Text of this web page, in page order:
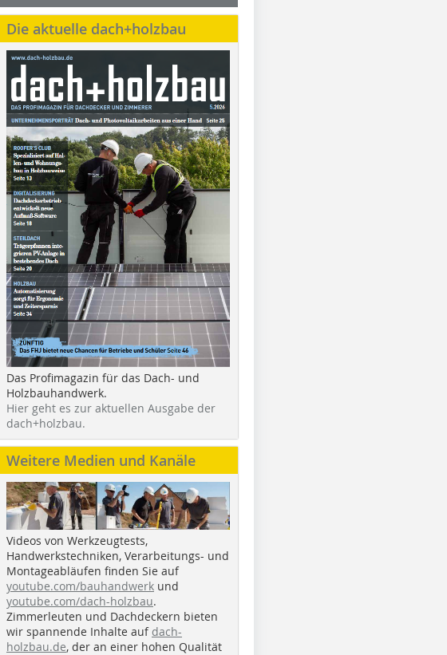
Die aktuelle dach+holzbau
Das Profimagazin für das Dach- und
Holzbauhandwerk.
Hier geht es zur aktuellen Ausgabe der
dach+holzbau.
Weitere Medien und Kanäle
Videos von Werkzeugtests,
Handwerkstechniken, Verarbeitungs- und
Montageabläufen finden Sie auf
youtube.com/bauhandwerk und
youtube.com/dach-holzbau.
Zimmerleuten und Dachdeckern bieten
wir spannende Inhalte auf dach-
holzbau.de, der an einer hohen Qualität